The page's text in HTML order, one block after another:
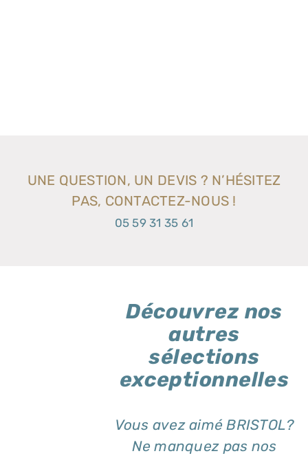
UNE QUESTION, UN DEVIS ? N’HÉSITEZ
PAS, CONTACTEZ-NOUS !
05 59 31 35 61
Découvrez nos
autres
sélections
exceptionnelles
Vous avez aimé BRISTOL?
Ne manquez pas nos